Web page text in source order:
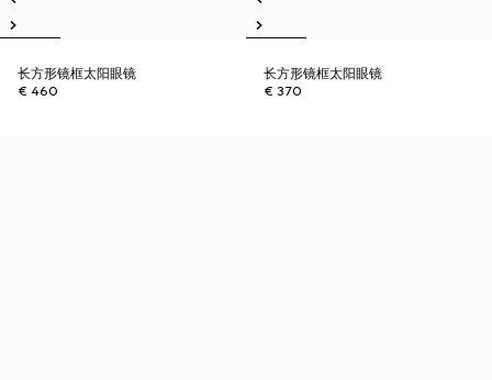
长方形镜框太阳眼镜
€ 460
长方形镜框太阳眼镜
€ 370